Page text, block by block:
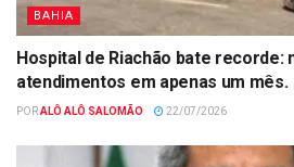
BAHIA
Hospital de Riachão bate recorde:
atendimentos em apenas um mês.
PORALÔ ALÔ SALOMÃO 22/07/2026